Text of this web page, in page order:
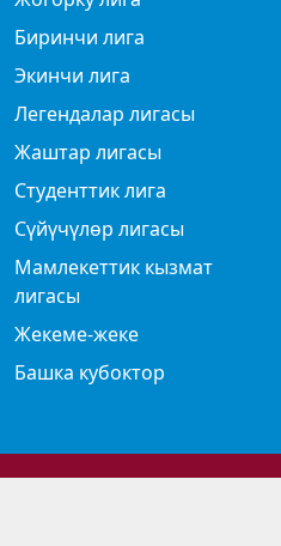
Биринчи лига
Экинчи лига
Легендалар лигасы
Жаштар лигасы
Студенттик лига
Сүйүчүлөр лигасы
Мамлекеттик кызмат
лигасы
Жекеме-жеке
Башка кубоктор